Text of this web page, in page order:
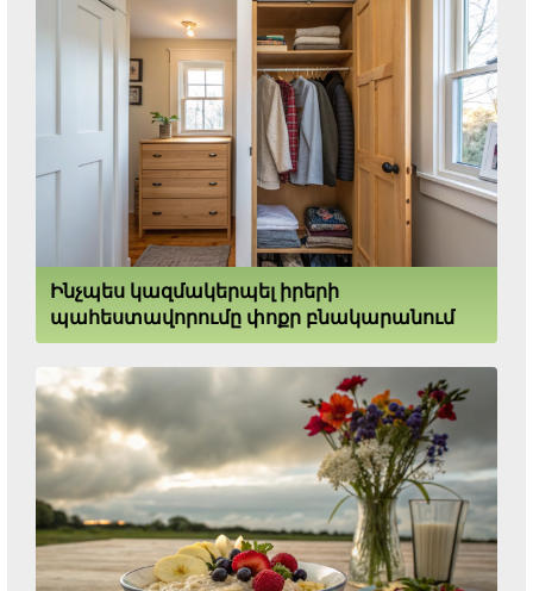
Ինչպես կազմակերպել իրերի
պահեստավորումը փոքր բնակարանում